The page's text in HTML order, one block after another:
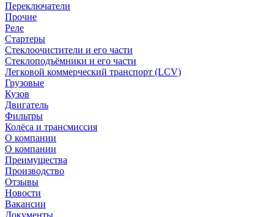
Переключатели
Прочие
Реле
Стартеры
Стеклоочистители и его части
Стеклоподъёмники и его части
Легковой коммерческий транспорт (LCV)
Грузовые
Кузов
Двигатель
Фильтры
Колёса и трансмиссия
О компании
О компании
Преимущества
Производство
Отзывы
Новости
Вакансии
Документы